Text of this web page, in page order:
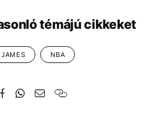
témájú cikkeket
JAMES NBA